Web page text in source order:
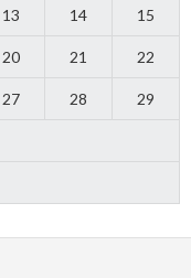
13 14 15
20 21 22
27 28 29